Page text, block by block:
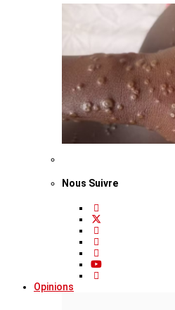
Nous Suivre
Opinions